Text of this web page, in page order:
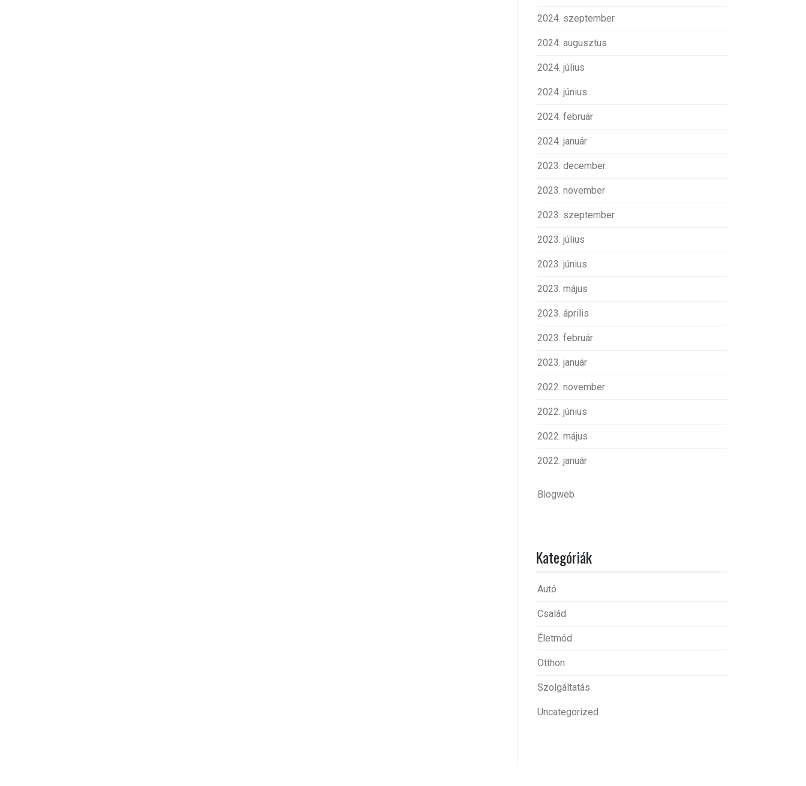
2024. szeptember
2024. augusztus
2024. július
2024. június
2024. február
2024. január
2023. december
2023. november
2023. szeptember
2023. július
2023. június
2023. május
2023. április
2023. február
2023. január
2022. november
2022. június
2022. május
2022. január
Blogweb
Kategóriák
Autó
Család
Életmód
Otthon
Szolgáltatás
Uncategorized